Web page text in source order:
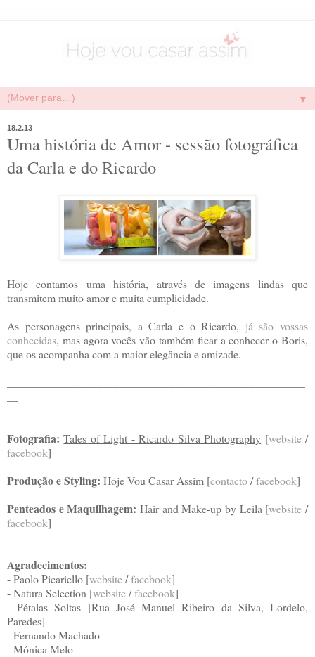
▼
18.2.13
Uma história de Amor - sessão fotográfica
da Carla e do Ricardo
Hoje contamos uma história, através de imagens lindas que
transmitem muito amor e muita cumplicidade.
As personagens principais, a Carla e o Ricardo, já são vossas
conhecidas, mas agora vocês vão também ficar a conhecer o Boris,
que os acompanha com a maior elegância e amizade.
Fotografia: Tales of Light - Ricardo Silva Photography [website/
facebook]
Produção e Styling: Hoje Vou Casar Assim [contacto/facebook]
Penteados e Maquilhagem: Hair and Make-up by Leila [website /
facebook]
Agradecimentos:
- Paolo Picariello [website/facebook]
- Natura Selection [website/facebook]
- Pétalas Soltas [Rua José Manuel Ribeiro da Silva, Lordelo,
Paredes]
- Fernando Machado
- Mónica Melo